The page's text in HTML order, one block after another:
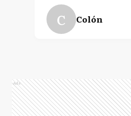
C Colón
P Pergamino
Ads